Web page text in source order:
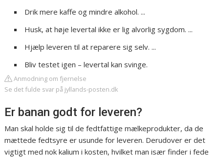
Drik mere kaffe og mindre alkohol. ...
Husk, at høje levertal ikke er lig alvorlig sygdom. ...
Hjælp leveren til at reparere sig selv. ...
Bliv testet igen – levertal kan svinge.
Anmodning om fjernelse
Se det fulde svar på jyllands-posten.dk
Er banan godt for leveren?
Man skal holde sig til de fedtfattige mælkeprodukter, da de
mættede fedtsyre er usunde for leveren. Derudover er det
vigtigt med nok kalium i kosten, hvilket man især finder i fede